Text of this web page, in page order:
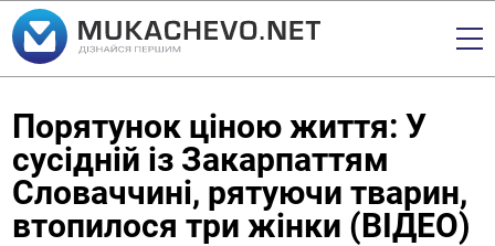
Порятунок ціною життя: У
сусідній із Закарпаттям
Словаччині, рятуючи тварин,
втопилося три жінки (ВІДЕО)